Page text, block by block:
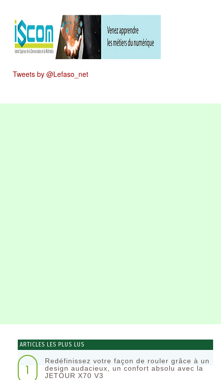
Tweets by @Lefaso_net
ARTICLES LES PLUS LUS
1
Redéfinissez votre façon de rouler grâce à un
design audacieux, un confort absolu avec la
JETOUR X70 V3